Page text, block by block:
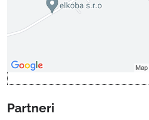
Povoliť a zapamätať - súhlas s
Partneri